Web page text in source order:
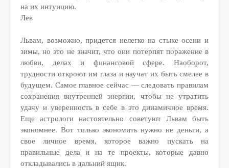
на их интуицию.
Лев
Львам, возможно, придется нелегко на стыке осени и
зимы, но это не значит, что они потерпят поражение в
любви, делах и финансовой сфере. Наоборот,
трудности откроют им глаза и научат их быть смелее в
будущем. Самое главное сейчас — следовать правилам
сохранения внутренней энергии, чтобы не утратить
удачу и уверенность в себе в это динамичное время.
Еще астрологи настоятельно советуют Львам быть
экономнее. Вот только экономить нужно не деньги, а
свое личное время, которое важно пускать на
правильные дела и на те проекты, которые давно
откладывались в дальний ящик.